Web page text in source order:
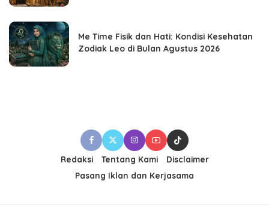
Me Time Fisik dan Hati: Kondisi Kesehatan
Zodiak Leo di Bulan Agustus 2026
Redaksi Tentang Kami
Disclaimer
Pasang Iklan dan Kerjasama